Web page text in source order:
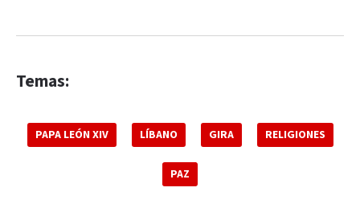
Temas:
PAPA LEÓN XIV LÍBANO GIRA RELIGIONES
PAZ